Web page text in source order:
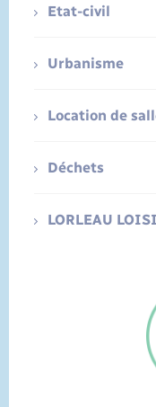
Etat-civil
Urbanisme
Location de
Déchets
LORLEAU